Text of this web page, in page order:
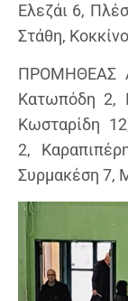
Ελεζάι 6,
Στάθη,
ΠΡΟΜΗΘΕΑΣ
Κατωπόδη 2,
Κωσταρίδη
2,
Συρμακέση 7,